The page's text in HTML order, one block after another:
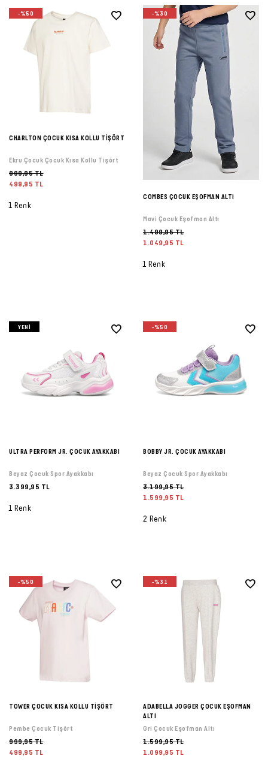
-%50
CHARLTON ÇOCUK KISA KOLLU TİŞÖRT
Ekru Çocuk Çocuk Kısa Kollu Tişört
999,95 TL
499,95 TL
1 Renk
-%30
COMBES ÇOCUK EŞOFMAN ALTI
Mavi Çocuk Eşofman Altı
1.499,95 TL
1.049,95 TL
1 Renk
YENI
ULTRA PERFORM JR. ÇOCUK AYAKKABI
Beyaz Çocuk Spor Ayakkabı
3.399,95 TL
1 Renk
-%50
BOBBY JR. ÇOCUK AYAKKABI
Beyaz Çocuk Spor Ayakkabı
3.199,95 TL
1.599,95 TL
2 Renk
-%50
TOWER ÇOCUK KISA KOLLU TİŞÖRT
Pembe Çocuk Tişört
999,95 TL
499,95 TL
-%31
ADABELLA JOGGER ÇOCUK EŞOFMAN
ALTI
Gri Çocuk Eşofman Altı
1.599,95 TL
1.099,95 TL